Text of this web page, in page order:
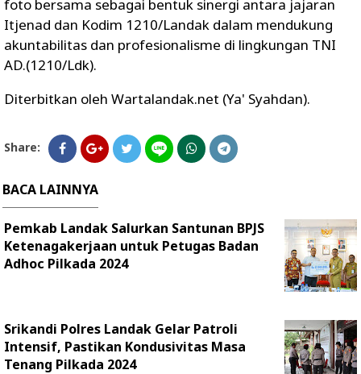
foto bersama sebagai bentuk sinergi antara jajaran
Itjenad dan Kodim 1210/Landak dalam mendukung
akuntabilitas dan profesionalisme di lingkungan TNI
AD.(1210/Ldk).
Diterbitkan oleh Wartalandak.net (Ya' Syahdan).
Share:
BACA LAINNYA
Pemkab Landak Salurkan Santunan BPJS
Ketenagakerjaan untuk Petugas Badan
Adhoc Pilkada 2024
Srikandi Polres Landak Gelar Patroli
Intensif, Pastikan Kondusivitas Masa
Tenang Pilkada 2024